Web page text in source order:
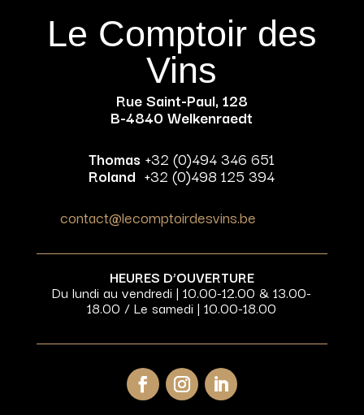
Le Comptoir des
Vins
Rue Saint-Paul, 128
B-4840 Welkenraedt
Thomas +32 (0)494 346 651
Roland +32 (0)498 125 394
contact@lecomptoirdesvins.be
HEURES D’OUVERTURE
Du lundi au vendredi | 10.00-12.00 & 13.00-
18.00 / Le samedi | 10.00-18.00